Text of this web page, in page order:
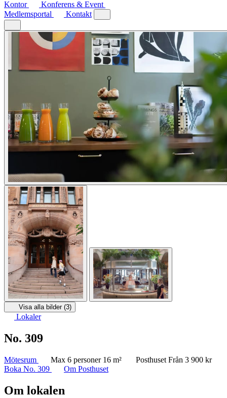
Kontor
Konferens & Event
Medlemsportal
Kontakt
Visa alla bilder (3)
Lokaler
No. 309
Mötesrum Max 6 personer 16 m² Posthuset Från 3 900 kr
Boka No. 309
Om Posthuset
Om lokalen